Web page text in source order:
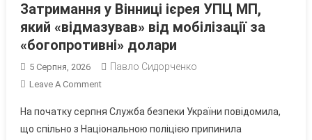
Затримання у Вінниці ієрея УПЦ МП,
який «відмазував» від мобілізації за
«богопротивні» долари
5 Серпня, 2026 Павло Сидорченко
Leave A CommentOn
У
Вінниці
На початку серпня Служба безпеки України повідомила,
що спільно з Національною поліцією припинила